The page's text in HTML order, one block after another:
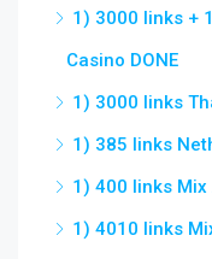
1) 3000 links +
Casino DONE
1) 3000 links
1) 385 links
1) 400 links Mix
1) 4010 links